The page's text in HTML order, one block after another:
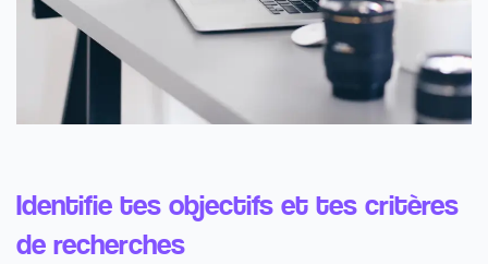
Identifie tes objectifs et tes critères
de recherches